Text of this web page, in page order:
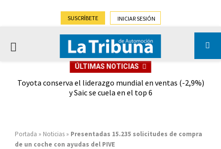
SUSCRÍBETE INICIAR SESIÓN
PRIMARY
ÚLTIMAS NOTICIAS
Toyota conserva el liderazgo mundial en ventas (-2,9%)
y Saic se cuela en el top 6
Portada » Noticias » Presentadas 15.235 solicitudes de compra
de un coche con ayudas del PIVE